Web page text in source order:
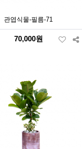
관엽식물-필름-71
70,000원